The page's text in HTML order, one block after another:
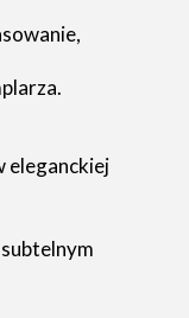
eleganckiej